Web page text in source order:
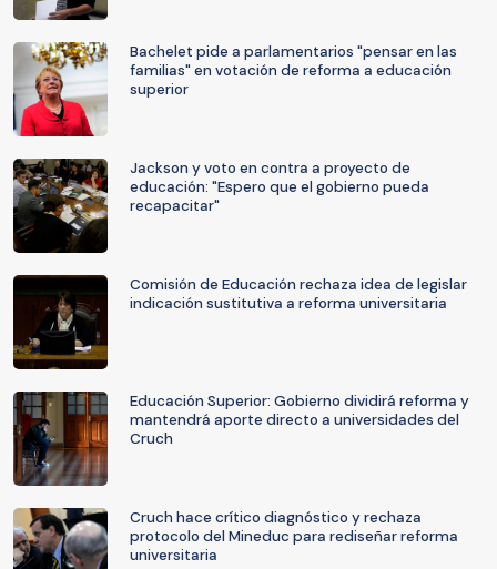
Bachelet pide a parlamentarios "pensar en las
familias" en votación de reforma a educación
superior
Jackson y voto en contra a proyecto de
educación: "Espero que el gobierno pueda
recapacitar"
Comisión de Educación rechaza idea de legislar
indicación sustitutiva a reforma universitaria
Educación Superior: Gobierno dividirá reforma y
mantendrá aporte directo a universidades del
Cruch
Cruch hace crítico diagnóstico y rechaza
protocolo del Mineduc para rediseñar reforma
universitaria